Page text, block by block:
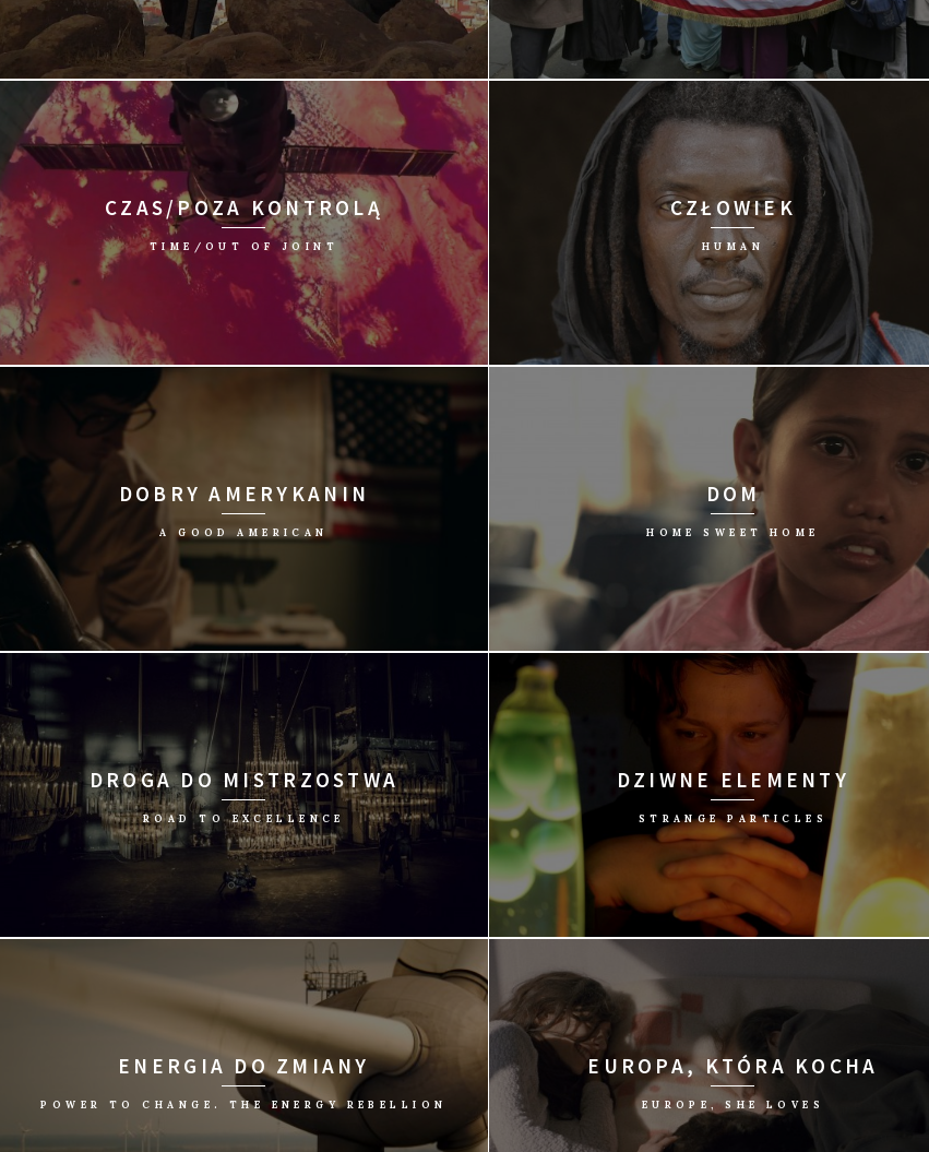
reż. Moritz Siebert, Estephan Wagner, Abou Bakar Sidibé/Dania,
2016/79 min
reż. Hadja Lahbib/Belgia, Francja, 2015/87 min
CZAS/POZA KONTROLĄ
TIME/OUT OF JOINT
reż. Caspar Stracke/USA, Niemcy, 2015/85 min
CZŁOWIEK
HUMAN
reż. Yann Arthus-Bertrand/Francja, 2015/191 min
DOBRY AMERYKANIN
A GOOD AMERICAN
reż. Friedrich Moser/Austria, 2015/101 min
DOM
HOME SWEET HOME
reż. Katrine Philp/Dania, 2015/27 min
DROGA DO MISTRZOSTWA
ROAD TO EXCELLENCE
DZIWNE ELEMENTY
STRANGE PARTICLES
reż. Denis Klebleew/Rosja, 2015/51 min
ENERGIA DO ZMIANY
POWER TO CHANGE. THE ENERGY REBELLION
EUROPA, KTÓRA KOCHA
EUROPE, SHE LOVES